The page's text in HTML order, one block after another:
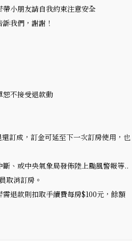
小朋友請自我約束注意安全
我們，謝謝！
恕不接受退款動
訂成，訂金可延至下一次訂房使用，也
、或中央氣象局發佈陸上颱風警報等..
取消訂房。
退款則扣取手續費每房$100元，餘額